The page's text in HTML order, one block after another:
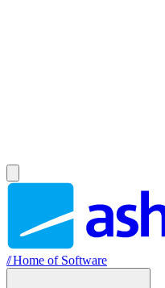
//Home of Software